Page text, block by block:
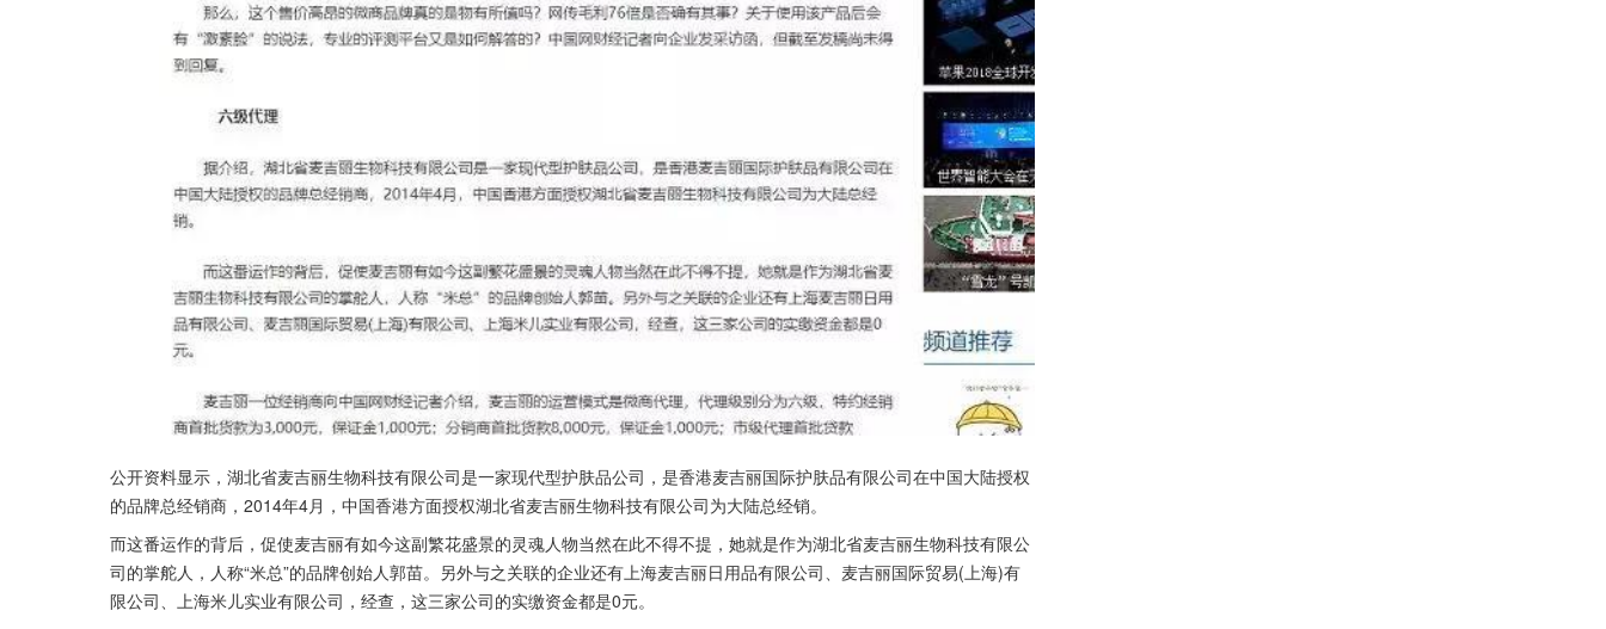
公开资料显示，湖北省麦吉丽生物科技有限公司是一家现代型护肤品公司，是香港麦吉丽国际护肤品有限公司在中国大陆授权
的品牌总经销商，2014年4月，中国香港方面授权湖北省麦吉丽生物科技有限公司为大陆总经销。
而这番运作的背后，促使麦吉丽有如今这副繁花盛景的灵魂人物当然在此不得不提，她就是作为湖北省麦吉丽生物科技有限公
司的掌舵人，人称“米总”的品牌创始人郭苗。另外与之关联的企业还有上海麦吉丽日用品有限公司、麦吉丽国际贸易(上海)有
限公司、上海米儿实业有限公司，经查，这三家公司的实缴资金都是0元。